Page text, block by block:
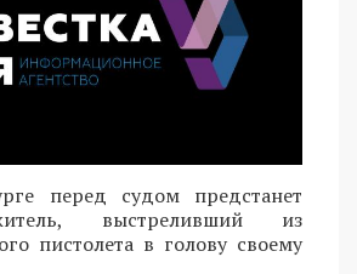
перед судом предстанет
выстреливший из
пистолета в голову своему